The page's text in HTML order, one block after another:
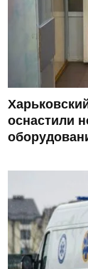
оснастили